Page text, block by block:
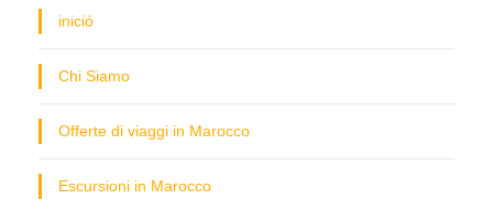
inició
Chi Siamo
Offerte di viaggi in Marocco
Escursioni in Marocco